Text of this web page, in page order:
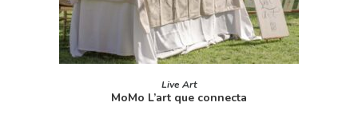
LLEGEIX MÉS
Live Art
MoMo L’art que connecta